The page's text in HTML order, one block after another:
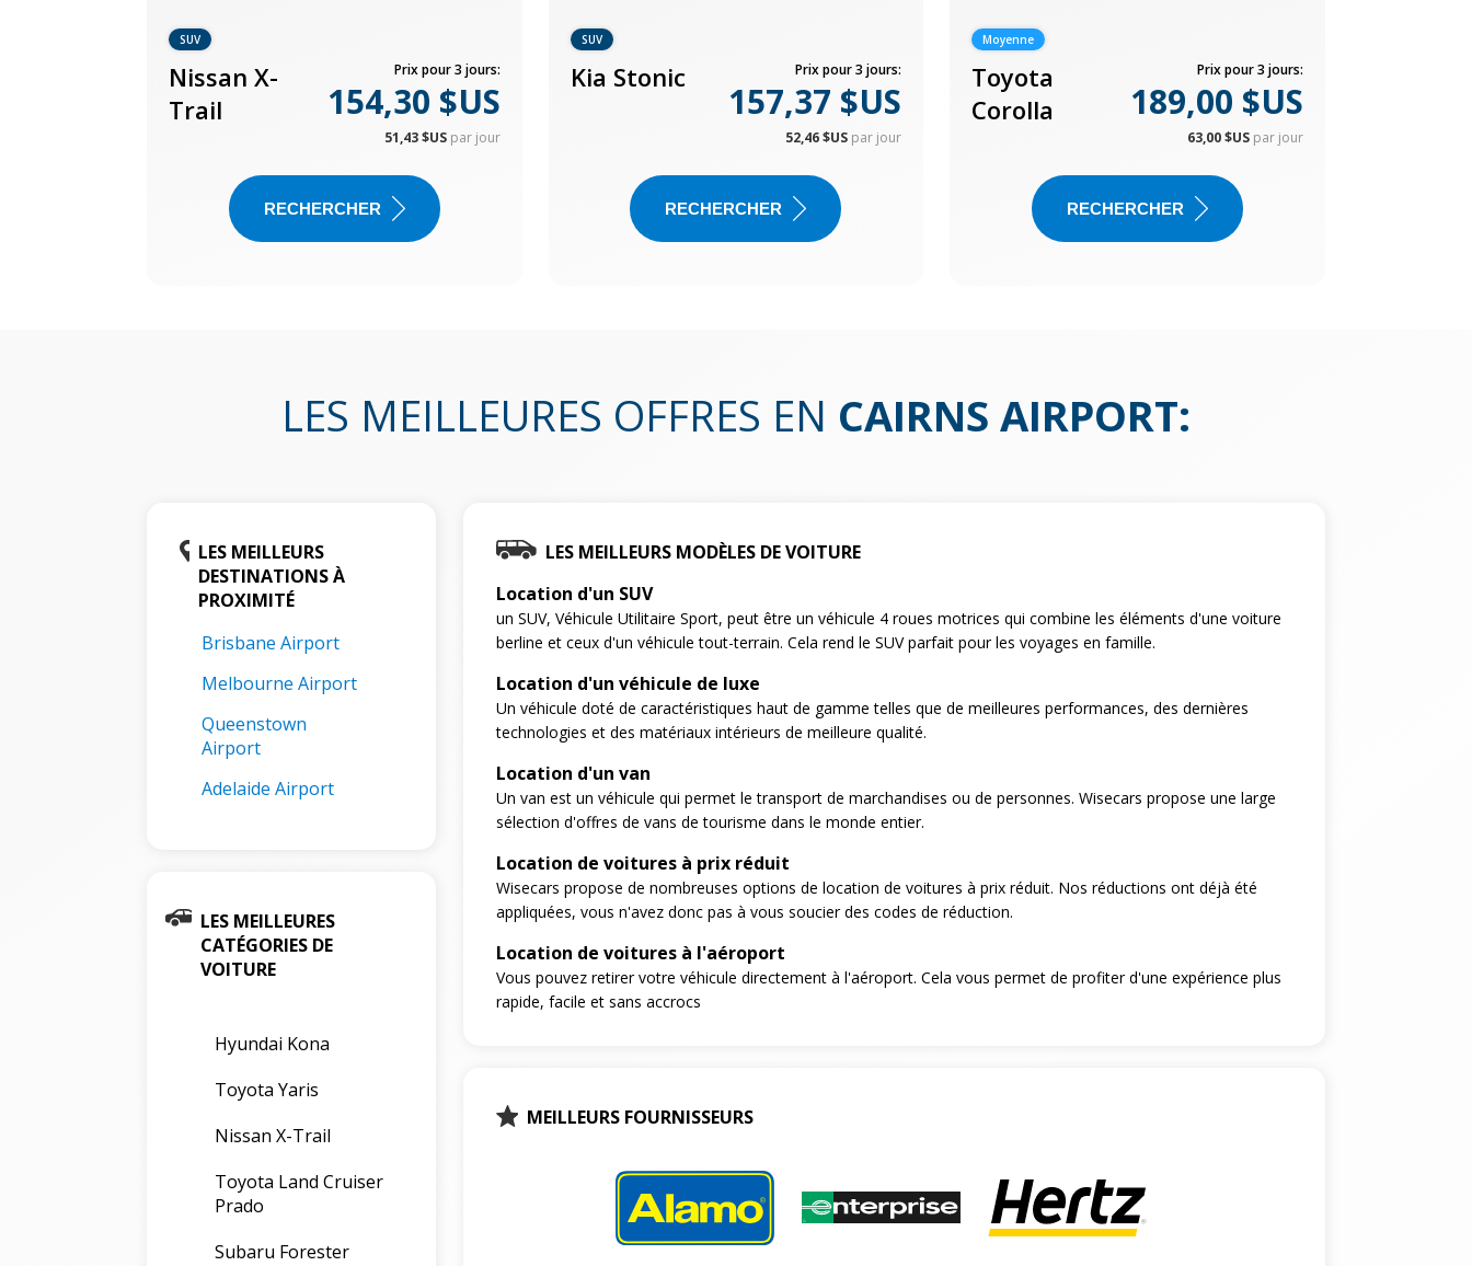
SUV
Nissan X-
Trail
Prix pour 3 jours:
154,30 $US
51,43 $US par jour
RECHERCHER
SUV
Kia Stonic Prix pour 3 jours:
157,37 $US
52,46 $US par jour
RECHERCHER
Moyenne
Toyota
Corolla
Prix pour 3 jours:
189,00 $US
63,00 $US par jour
RECHERCHER
LES MEILLEURES OFFRES EN CAIRNS AIRPORT:
LES MEILLEURS
DESTINATIONS À
PROXIMITÉ
Brisbane Airport
Melbourne Airport
Queenstown
Airport
Adelaide Airport
LES MEILLEURES
CATÉGORIES DE
VOITURE
Hyundai Kona
Toyota Yaris
Nissan X-Trail
Toyota Land Cruiser
Prado
Subaru Forester
LES MEILLEURS MODÈLES DE VOITURE
Location d'un SUV
un SUV, Véhicule Utilitaire Sport, peut être un véhicule 4 roues motrices qui combine les éléments d'une voiture
berline et ceux d'un véhicule tout-terrain. Cela rend le SUV parfait pour les voyages en famille.
Location d'un véhicule de luxe
Un véhicule doté de caractéristiques haut de gamme telles que de meilleures performances, des dernières
technologies et des matériaux intérieurs de meilleure qualité.
Location d'un van
Un van est un véhicule qui permet le transport de marchandises ou de personnes. Wisecars propose une large
sélection d'offres de vans de tourisme dans le monde entier.
Location de voitures à prix réduit
Wisecars propose de nombreuses options de location de voitures à prix réduit. Nos réductions ont déjà été
appliquées, vous n'avez donc pas à vous soucier des codes de réduction.
Location de voitures à l'aéroport
Vous pouvez retirer votre véhicule directement à l'aéroport. Cela vous permet de profiter d'une expérience plus
rapide, facile et sans accrocs
MEILLEURS FOURNISSEURS